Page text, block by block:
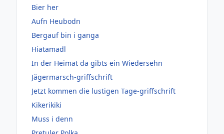
Bier her
Aufn Heubodn
Bergauf bin i ganga
Hiatamadl
In der Heimat da gibts ein Wiedersehn
Jägermarsch-griffschrift
Jetzt kommen die lustigen Tage-griffschrift
Kikerikiki
Muss i denn